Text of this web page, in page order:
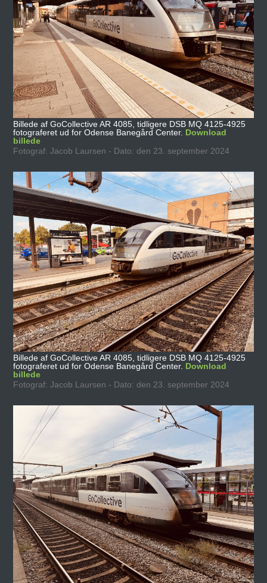
Billede af GoCollective AR 4085, tidligere DSB MQ 4125-4925
fotograferet ud for Odense Banegård Center. Download
billede
Fotograf: Jacob Laursen - Dato: den 23. september 2024
Billede af GoCollective AR 4085, tidligere DSB MQ 4125-4925
fotograferet ud for Odense Banegård Center. Download
billede
Fotograf: Jacob Laursen - Dato: den 23. september 2024